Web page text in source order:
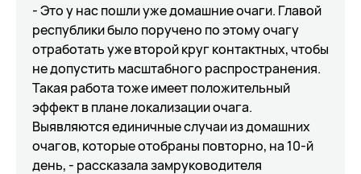
- Это у нас пошли уже домашние очаги. Главой
республики было поручено по этому очагу
отработать уже второй круг контактных, чтобы
не допустить масштабного распространения.
Такая работа тоже имеет положительный
эффект в плане локализации очага.
Выявляются единичные случаи из домашних
очагов, которые отобраны повторно, на 10-й
день, - рассказала замруководителя